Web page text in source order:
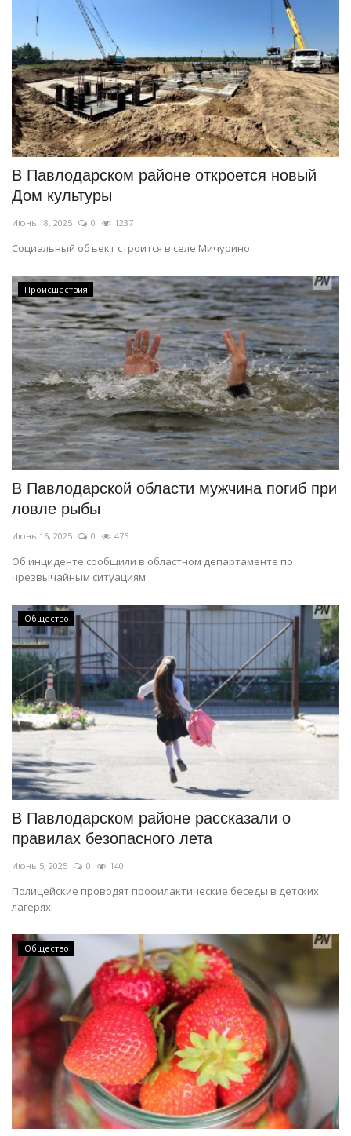
В Павлодарском районе откроется новый
Дом культуры
Июнь 18, 2025 0 1237
Социальный объект строится в селе Мичурино.
Происшествия
В Павлодарской области мужчина погиб при
ловле рыбы
Июнь 16, 2025 0 475
Об инциденте сообщили в областном департаменте по
чрезвычайным ситуациям.
Общество
В Павлодарском районе рассказали о
правилах безопасного лета
Июнь 5, 2025 0 140
Полицейские проводят профилактические беседы в детских
лагерях.
Общество